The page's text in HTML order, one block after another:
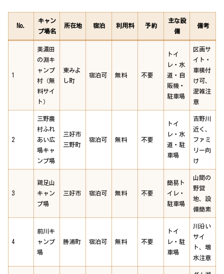
No.
キャン
プ場名
所在地 宿泊 利用料 予約
主な設
備
備考
1
美濃田
の淵キ
ャンプ
村（無
料サイ
ト）
東みよ
し町
宿泊可 無料 不要
トイ
レ・水
道・自
販機・
駐車場
区画サ
イト・
車横付
け可、
混雑注
意
2
三野農
村ふれ
あい広
場キャ
ンプ場
三好市
三野町
宿泊可 無料 不要
トイ
レ・水
道・駐
車場
吉野川
近く、
ファミ
リー向
け
3
鶏足山
キャン
プ場
三好市 宿泊可 無料 不要
簡易ト
イレ・
駐車場
山間の
野営
地、設
備簡素
4
前川キ
ャンプ
場
勝浦町 宿泊可 無料 不要
トイ
レ・駐
車場
川沿い
サイ
ト、増
水注意